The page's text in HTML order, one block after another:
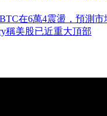
在6萬4震盪，預測市
稱美股已近重大頂部